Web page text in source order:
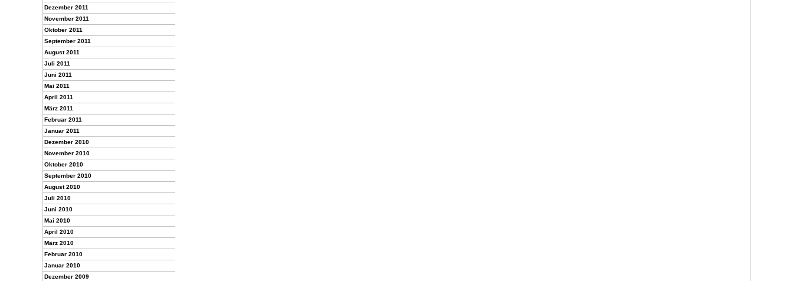
Dezember 2011
November 2011
Oktober 2011
September 2011
August 2011
Juli 2011
Juni 2011
Mai 2011
April 2011
März 2011
Februar 2011
Januar 2011
Dezember 2010
November 2010
Oktober 2010
September 2010
August 2010
Juli 2010
Juni 2010
Mai 2010
April 2010
März 2010
Februar 2010
Januar 2010
Dezember 2009